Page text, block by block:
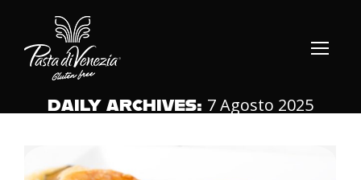
DAILY ARCHIVES: 7 Agosto 2025